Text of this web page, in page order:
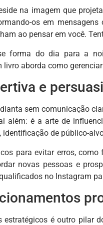
na imagem que
os em
ao pensar em você.
forma do dia para a
aborda como
e
sem comunicação
além: é a arte de
de público-
para evitar erros,
novas pessoas e
no Instagram
estratégicos é outro pilar